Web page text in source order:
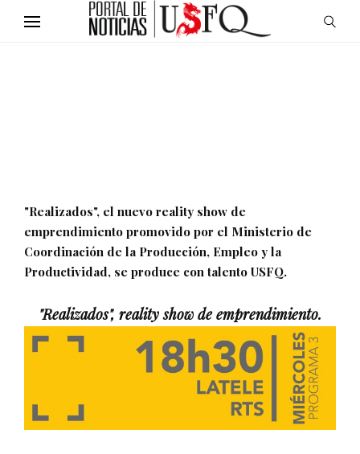
"Realizados", el nuevo reality show de
emprendimiento promovido por el Ministerio de
Coordinación de la Producción, Empleo y la
Productividad, se produce con talento USFQ.
"Realizados", reality show de emprendimiento.